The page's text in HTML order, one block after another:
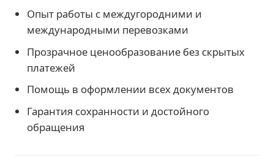
Опыт работы с междугородними и
международными перевозками
Прозрачное ценообразование без скрытых
платежей
Помощь в оформлении всех документов
Гарантия сохранности и достойного
обращения